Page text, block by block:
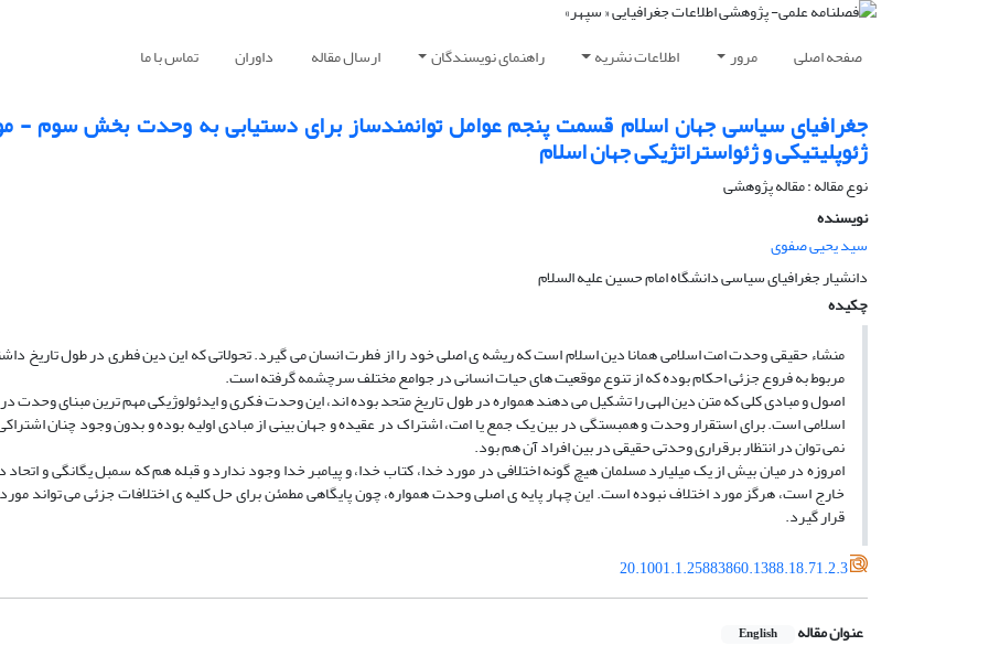
صفحه اصلی مرور اطلاعات نشریه راهنمای نویسندگان ارسال مقاله داوران تماس با ما
جغرافیاى سیاسى جهان اسلام قسمت پنجم عوامل توانمندساز براى دستیابى به وحدت بخش سوم -
ژئوپلیتیکى و ژئواستراتژیکى جهان اسلام
نوع مقاله : مقاله پژوهشی
نویسنده
سید یحیی صفوی
دانشیار جغرافیاى سیاسى دانشگاه امام حسین علیه ‏السلام
چکیده
منشاء حقیقى وحدت امت اسلامى همانا دین اسلام است که ریشه‏ ى اصلى خود را از فطرت انسان مى‏ گیرد. تحولاتى که این دین فطرى در طول تاریخ
مربوط به فروع جزئى احکام بوده که از تنوع موقعیت‏ هاى حیات انسانى در جوامع مختلف سرچشمه گرفته است.
اصول و مبادى کلى که متن دین الهى را تشکیل مى ‏دهند همواره در طول تاریخ متحد بوده‏ اند، این وحدت فکرى و ایدئولوژیکى مهم‏ ترین مبناى وحدت
اسلامى است. براى استقرار وحدت و همبستگى در بین یک جمع یا امت، اشتراک در عقیده و جهان بینى از مبادى اولیه بوده و بدون وجود چنان
نمى‏ توان در انتظار برقرارى وحدتى حقیقى در بین افراد آن هم بود.
امروزه در میان بیش از یک میلیارد مسلمان هیچ گونه اختلافى در مورد خدا، کتاب خدا، و پیامبر خدا وجود ندارد و قبله هم که سمبل یگانگى و اتحاد
خارج است، هرگز مورد اختلاف نبوده است. این چهار پایه‏ ى اصلى وحدت همواره، چون پایگاهى مطمئن براى حل کلیه‏ ى اختلافات جزئى مى‏ تواند
قرار گیرد.
20.1001.1.25883860.1388.18.71.2.3
عنوان مقاله English